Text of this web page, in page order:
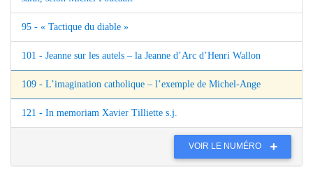
95 - « Tactique du diable »
101 - Jeanne sur les autels – la Jeanne d’Arc d’Henri Wallon
109 - L’imagination catholique – l’exemple de Michel-Ange
121 - In memoriam Xavier Tilliette s.j.
VOIR LE NUMÉRO